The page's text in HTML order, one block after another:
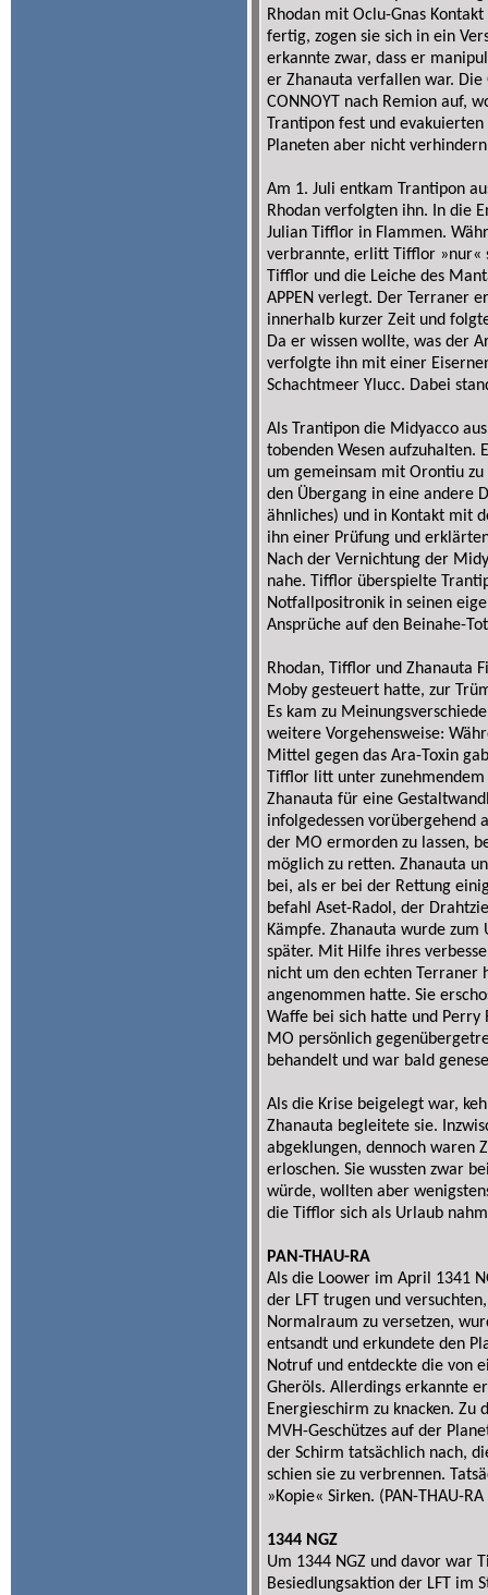
Rhodan mit Oclu-Gnas
fertig, zogen sie sich in ein
erkannte zwar, dass er
er Zhanauta verfallen war.
CONNOYT nach Remion auf,
Trantipon fest und
Planeten aber nicht
Am 1. Juli entkam Trantipon
Rhodan verfolgten ihn. In die
Julian Tifflor in Flammen.
verbrannte, erlitt Tifflor »nur«
Tifflor und die Leiche des
APPEN verlegt. Der Terraner
innerhalb kurzer Zeit und
Da er wissen wollte, was der
verfolgte ihn mit einer
Schachtmeer Ylucc. Dabei
Als Trantipon die Midyacco
tobenden Wesen aufzuhalten.
um gemeinsam mit Orontiu
den Übergang in eine andere
ähnliches) und in Kontakt mit
ihn einer Prüfung und
Nach der Vernichtung der
nahe. Tifflor überspielte
Notfallpositronik in seinen
Ansprüche auf den Beinahe-
Rhodan, Tifflor und Zhanauta
Moby gesteuert hatte, zur
Es kam zu
weitere Vorgehensweise:
Mittel gegen das Ara-Toxin
Tifflor litt unter
Zhanauta für eine
infolgedessen vorübergehend
der MO ermorden zu lassen,
möglich zu retten. Zhanauta
bei, als er bei der Rettung
befahl Aset-Radol, der
Kämpfe. Zhanauta wurde
später. Mit Hilfe ihres
nicht um den echten Terraner
angenommen hatte. Sie
Waffe bei sich hatte und
MO persönlich
behandelt und war bald
Als die Krise beigelegt war,
Zhanauta begleitete sie.
abgeklungen, dennoch waren
erloschen. Sie wussten zwar
würde, wollten aber
die Tifflor sich als Urlaub
PAN-THAU-RA
Als die Loower im April 1341
der LFT trugen und
Normalraum zu versetzen,
entsandt und erkundete den
Notruf und entdeckte die von
Gheröls. Allerdings erkannte
Energieschirm zu knacken.
MVH-Geschützes auf der
der Schirm tatsächlich nach,
schien sie zu verbrennen.
»Kopie« Sirken. (PAN-THAU-RA
1344 NGZ
Um 1344 NGZ und davor war
Besiedlungsaktion der LFT im